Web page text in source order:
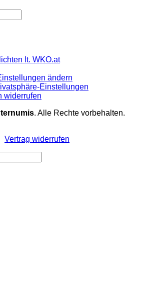
lt. WKO.at
ändern
Einstellungen
widerrufen
. Alle Rechte vorbehalten.
Vertrag widerrufen